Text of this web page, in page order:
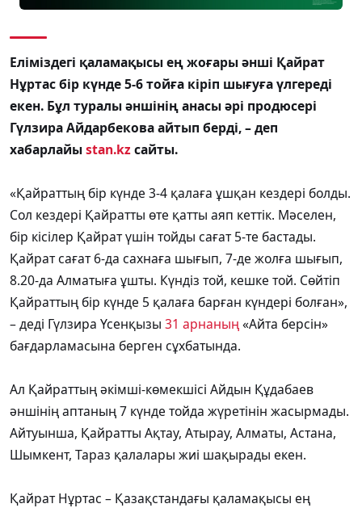
Еліміздегі қаламақысы ең жоғары әнші Қайрат
Нұртас бір күнде 5-6 тойға кіріп шығуға үлгереді
екен. Бұл туралы әншінің анасы әрі продюсері
Гүлзира Айдарбекова айтып берді, – деп
хабарлайы stan.kzсайты.
«Қайраттың бір күнде 3-4 қалаға ұшқан кездері болды.
Сол кездері Қайратты өте қатты аяп кеттік. Мәселен,
бір кісілер Қайрат үшін тойды сағат 5-те бастады.
Қайрат сағат 6-да сахнаға шығып, 7-де жолға шығып,
8.20-да Алматыға ұшты. Күндіз той, кешке той. Сөйтіп
Қайраттың бір күнде 5 қалаға барған күндері болған»,
– деді Гүлзира Үсенқызы 31 арнаның«Айта берсін»
бағдарламасына берген сұхбатында.
Ал Қайраттың әкімші-көмекшісі Айдын Құдабаев
әншінің аптаның 7 күнде тойда жүретінін жасырмады.
Айтуынша, Қайратты Ақтау, Атырау, Алматы, Астана,
Шымкент, Тараз қалалары жиі шақырады екен.
Қайрат Нұртас – Қазақстандағы қаламақысы ең